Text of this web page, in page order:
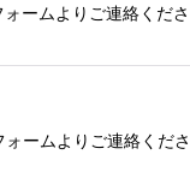
ォームよりご連絡く
ォームよりご連絡く